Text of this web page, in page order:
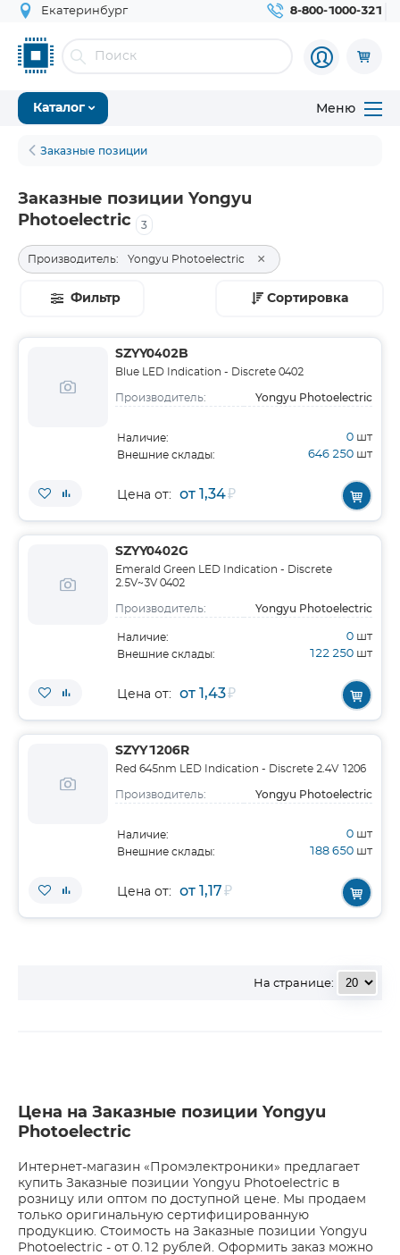
Екатеринбург 8-800-1000-321
Каталог Меню
Заказные позиции
Заказные позиции Yongyu
Photoelectric
3
Производитель: Yongyu Photoelectric ×
Фильтр Сортировка
SZYY0402B
Blue LED Indication - Discrete 0402
Производитель: Yongyu Photoelectric
Наличие: 0 шт
Внешние склады: 646 250 шт
Цена от: от 1,34₽
SZYY0402G
Emerald Green LED Indication - Discrete
2.5V~3V 0402
Производитель: Yongyu Photoelectric
Наличие: 0 шт
Внешние склады: 122 250 шт
Цена от: от 1,43₽
SZYY1206R
Red 645nm LED Indication - Discrete 2.4V 1206
Производитель: Yongyu Photoelectric
Наличие: 0 шт
Внешние склады: 188 650 шт
Цена от: от 1,17₽
На странице:
Цена на Заказные позиции Yongyu
Photoelectric
Интернет-магазин «Промэлектроники» предлагает
купить Заказные позиции Yongyu Photoelectric в
розницу или оптом по доступной цене. Мы продаем
только оригинальную сертифицированную
продукцию. Стоимость на Заказные позиции Yongyu
Photoelectric - от 0.12 рублей. Оформить заказ можно